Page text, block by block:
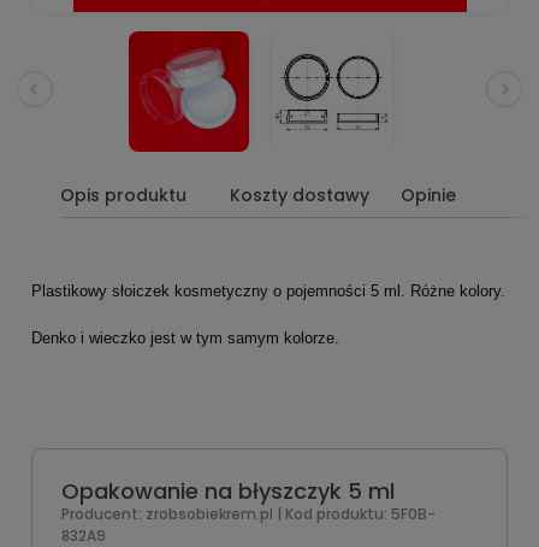
Opis produktu Koszty dostawy Opinie
Plastikowy słoiczek kosmetyczny o pojemności 5 ml . Różne kolory.
Denko i wieczko jest w tym samym kolorze.
Opakowanie na błyszczyk 5 ml
Producent: zrobsobiekrem.pl | Kod produktu: 5F0B-
832A9